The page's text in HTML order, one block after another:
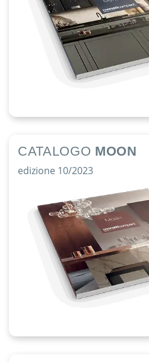
CATALOGO MOON
edizione 10/2023